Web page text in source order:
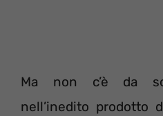
Ma non c’è da
nell’inedito prodotto